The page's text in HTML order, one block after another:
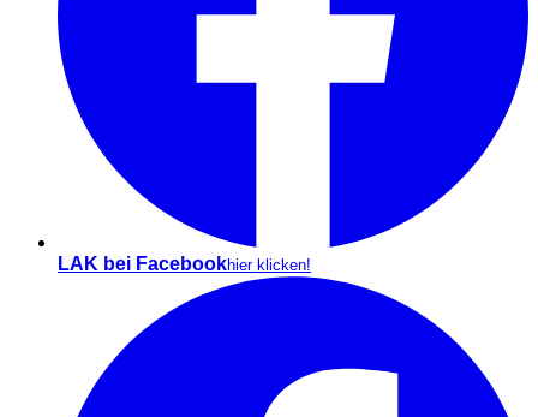
LAK bei Facebookhier klicken!